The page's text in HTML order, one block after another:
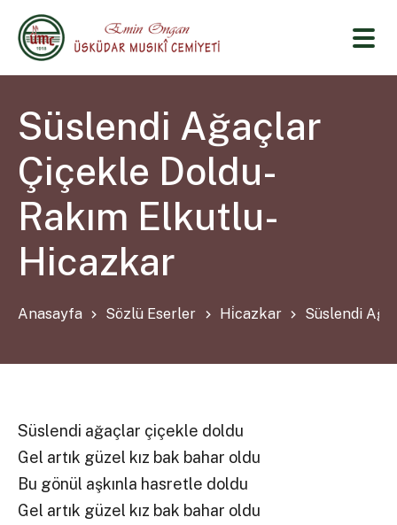
Süslendi Ağaçlar
Çiçekle Doldu-
Rakım Elkutlu-
Hicazkar
Anasayfa Sözlü Eserler Hi̇cazkar Süslendi
Süslendi ağaçlar çiçekle doldu
Gel artık güzel kız bak bahar oldu
Bu gönül aşkınla hasretle doldu
Gel artık güzel kız bak bahar oldu